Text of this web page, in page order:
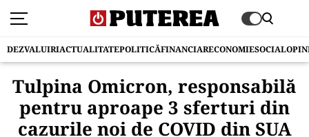
DEZVALUIRIACTUALITATEPOLITICĂFINANCIARECONOMIESOCIAL
Tulpina Omicron, responsabilă
pentru aproape 3 sferturi din
cazurile noi de COVID din SUA